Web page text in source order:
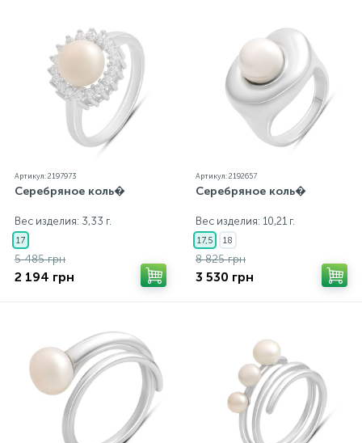
Артикул: 2197973
Серебряное коль�
Вес изделия: 3,33 г.
17
5 485 грн
2 194 грн
Артикул: 2192657
Серебряное коль�
Вес изделия: 10,21 г.
17,5 18
8 825 грн
3 530 грн